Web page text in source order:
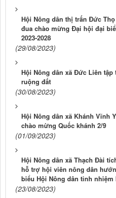
Hội Nông dân thị trấn Đức
đua chào mừng Đại hội đại
2023-2028
(29/08/2023)
Hội Nông dân xã Đức Liên
ruộng đất
(30/08/2023)
Hội Nông dân xã Khánh Vĩnh
chào mừng Quốc khánh 2/9
(01/09/2023)
Hội Nông dân xã Thạch Đài
hỗ trợ hội viên nông dân
biểu Hội Nông dân tỉnh nhiệm
(23/08/2023)